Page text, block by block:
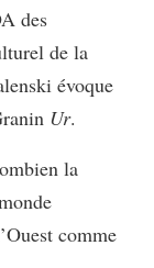
des
de la
évoque
Ur.
la
comme